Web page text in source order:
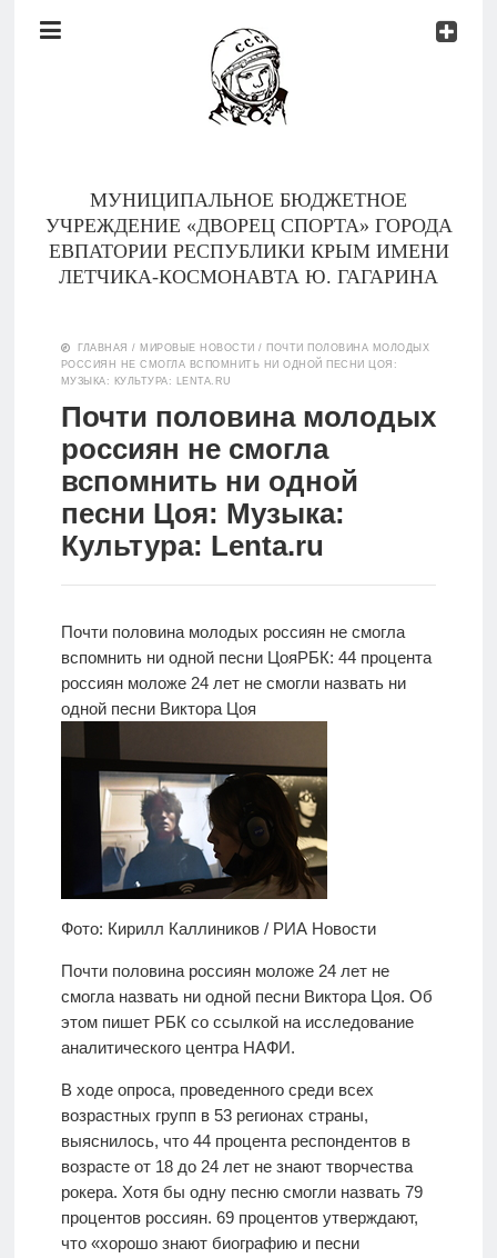
Документы
МУНИЦИПАЛЬНОЕ БЮДЖЕТНОЕ
УЧРЕЖДЕНИЕ «ДВОРЕЦ СПОРТА» ГОРОДА
ЕВПАТОРИИ РЕСПУБЛИКИ КРЫМ ИМЕНИ
ЛЕТЧИКА-КОСМОНАВТА Ю. ГАГАРИНА
Тренеры
Контакты
Новости
Родителям
О
Версия для
ГЛАВНАЯ / МИРОВЫЕ НОВОСТИ / ПОЧТИ ПОЛОВИНА МОЛОДЫХ
РОССИЯН НЕ СМОГЛА ВСПОМНИТЬ НИ ОДНОЙ ПЕСНИ ЦОЯ:
МУЗЫКА: КУЛЬТУРА: LENTA.RU
Почти половина молодых
россиян не смогла
вспомнить ни одной
песни Цоя: Музыка:
Культура: Lenta.ru
Почти половина молодых россиян не смогла
вспомнить ни одной песни ЦояРБК: 44 процента
россиян моложе 24 лет не смогли назвать ни
одной песни Виктора Цоя
Фото: Кирилл Каллиников / РИА Новости
Почти половина россиян моложе 24 лет не
смогла назвать ни одной песни Виктора Цоя. Об
этом пишет РБК со ссылкой на исследование
аналитического центра НАФИ.
В ходе опроса, проведенного среди всех
возрастных групп в 53 регионах страны,
выяснилось, что 44 процента респондентов в
возрасте от 18 до 24 лет не знают творчества
рокера. Хотя бы одну песню смогли назвать 79
процентов россиян. 69 процентов утверждают,
что «хорошо знают биографию и песни